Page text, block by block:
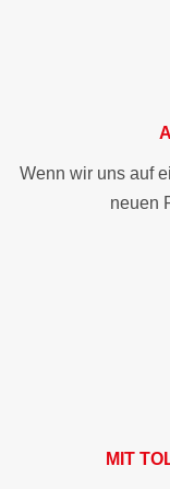
Wenn wir uns auf
neuen
MIT